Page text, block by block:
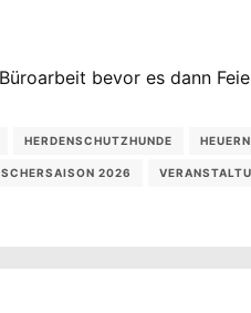
bevor es dann
HERDENSCHUTZHUNDE
SCHERSAISON 2026